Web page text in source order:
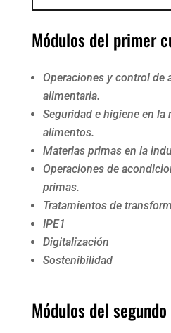
Módulos del primer
Operaciones y control de
alimentaria.
Seguridad e higiene en
alimentos.
Materias primas en la
Operaciones de
primas.
Tratamientos de
IPE1
Digitalización
Sostenibilidad
Módulos del